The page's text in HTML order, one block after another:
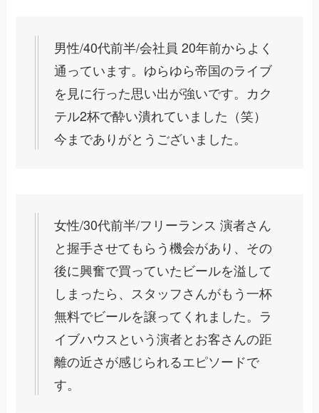
男性/40代前半/会社員 20年前からよく
通っています。ゆらゆら帝国のライブ
を見に行った思い出が強いです。カク
テル2杯で酔い潰れていました（笑）
今までありがとうございました。
女性/30代前半/フリーランス 演者さん
と握手させてもらう機会があり、その
後に興奮で買っていたビールを溢して
しまったら、スタッフさんがもう一杯
無料でビールを譲ってくれました。ラ
イブハウスという演者とお客さんの距
離の近さが感じられるエピソードで
す。